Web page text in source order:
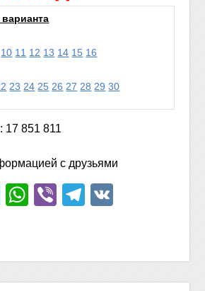
10 11 12 13 14 15 16
23 24 25 26 27 28 29 30
17 851 811
с друзьями
Mail.Ru
WhatsApp
ViberTelegram